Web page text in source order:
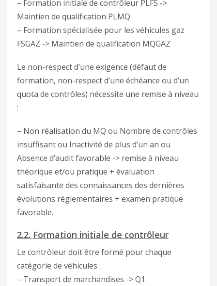
– Formation initiale de contrôleur PLFS ->
Maintien de qualification PLMQ
– Formation spécialisée pour les véhicules gaz
FSGAZ -> Maintien de qualification MQGAZ
Le non-respect d’une exigence (défaut de
formation, non-respect d’une échéance ou d’un
quota de contrôles) nécessite une remise à niveau
:
– Non réalisation du MQ ou Nombre de contrôles
insuffisant ou Inactivité de plus d’un an ou
Absence d’audit favorable -> remise à niveau
théorique et/ou pratique + évaluation
satisfaisante des connaissances des dernières
évolutions réglementaires + examen pratique
favorable.
2.2. Formation initiale de contrôleur
Le contrôleur doit être formé pour chaque
catégorie de véhicules :
– Transport de marchandises -> Q1.